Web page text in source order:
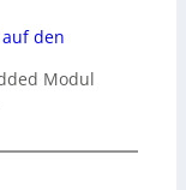
den
Modul